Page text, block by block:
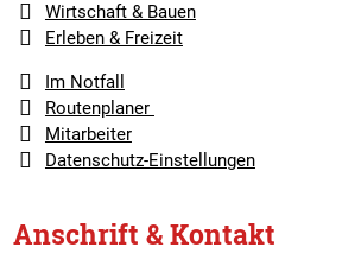
Wirtschaft & Bauen
Erleben & Freizeit
Im Notfall
Routenplaner
Mitarbeiter
Datenschutz-Einstellungen
Anschrift & Kontakt